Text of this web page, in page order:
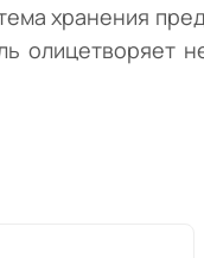
хранения